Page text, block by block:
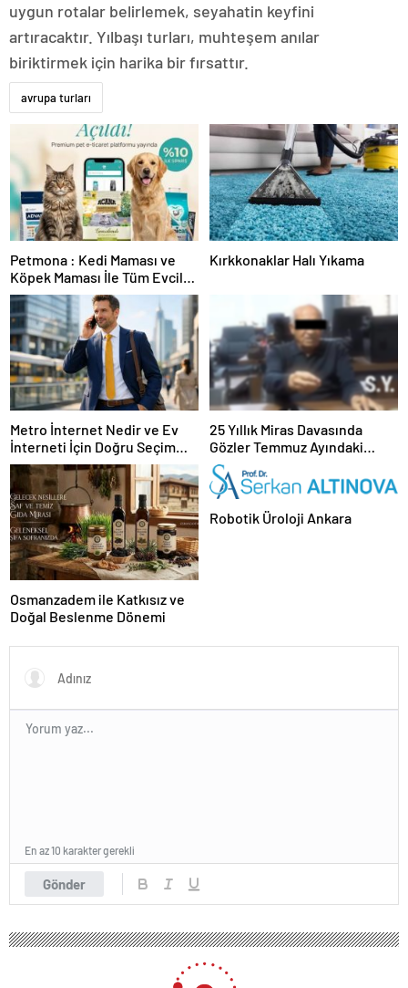
uygun rotalar belirlemek, seyahatin keyfini
artıracaktır. Yılbaşı turları, muhteşem anılar
biriktirmek için harika bir fırsattır.
avrupa turları
Petmona : Kedi Maması ve
Köpek Maması İle Tüm Evcil
Hayvan Ürünleri
Kırkkonaklar Halı Yıkama
Metro İnternet Nedir ve Ev
İnterneti İçin Doğru Seçim
Nasıl Yapılır
25 Yıllık Miras Davasında
Gözler Temmuz Ayındaki
Karar Duruşmasına Çevrildi
Osmanzadem ile Katkısız ve
Doğal Beslenme Dönemi
Robotik Üroloji Ankara
Gönder
En az 10 karakter gerekli